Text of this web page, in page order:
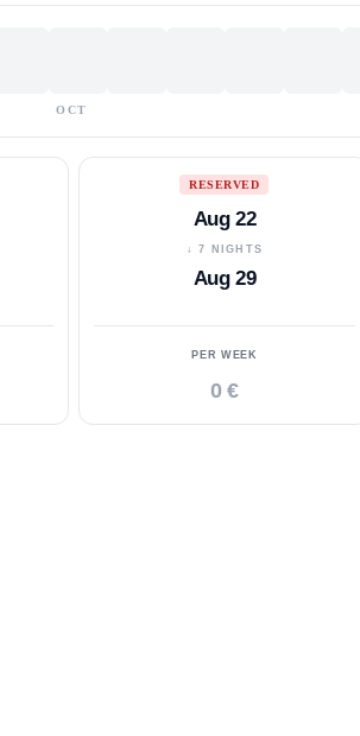
OCT
RESERVED
Aug 22
↓ 7 NIGHTS
Aug 29
PER WEEK
0 €